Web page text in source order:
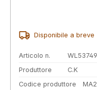
Disponibile a breve
Articolo n.
WL53749
Produttore
C.K
Codice produttore